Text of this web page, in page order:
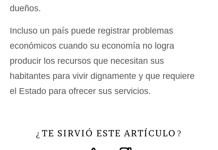
dueños.
Incluso un país puede registrar problemas
económicos cuando su economía no logra
producir los recursos que necesitan sus
habitantes para vivir dignamente y que requiere
el Estado para ofrecer sus servicios.
¿ TE SIRVIÓ ESTE ARTÍCULO ?